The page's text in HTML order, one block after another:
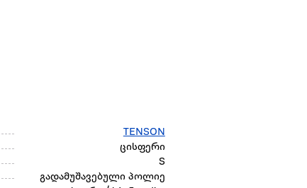
TENSON
ცისფერი
S
გადამუშავებული პოლიე